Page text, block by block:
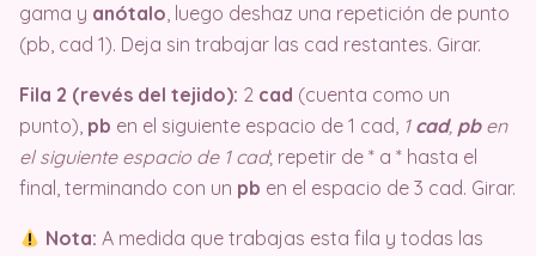
gama y anótalo, luego deshaz una repetición de punto
(pb, cad 1). Deja sin trabajar las cad restantes. Girar.
Fila 2 (revés del tejido): 2 cad (cuenta como un
punto), pb en el siguiente espacio de 1 cad, 1 cad, pben
el siguiente espacio de 1 cad; repetir de * a * hasta el
final, terminando con un pb en el espacio de 3 cad. Girar.
Nota: A medida que trabajas esta fila y todas las